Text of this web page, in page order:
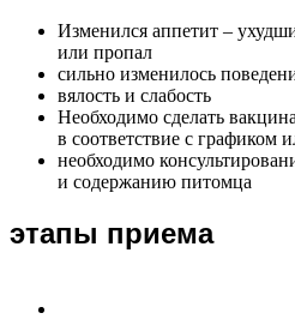
Изменился аппетит –
или пропал
сильно изменилось
вялость и слабость
Необходимо сделать
в соответствие с графиком
необходимо
и содержанию питомца
этапы приема